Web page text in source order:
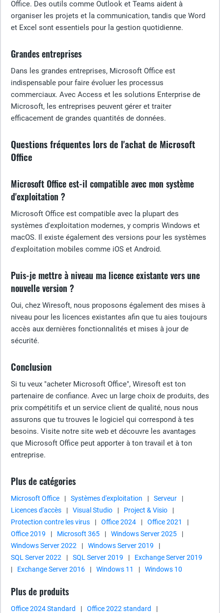
Office. Des outils comme Outlook et Teams aident à
organiser les projets et la communication, tandis que Word
et Excel sont essentiels pour la gestion quotidienne.
Grandes entreprises
Dans les grandes entreprises, Microsoft Office est
indispensable pour faire évoluer les processus
commerciaux. Avec Access et les solutions Enterprise de
Microsoft, les entreprises peuvent gérer et traiter
efficacement de grandes quantités de données.
Questions fréquentes lors de l'achat de Microsoft
Office
Microsoft Office est-il compatible avec mon système
d'exploitation ?
Microsoft Office est compatible avec la plupart des
systèmes d'exploitation modernes, y compris Windows et
macOS. Il existe également des versions pour les systèmes
d'exploitation mobiles comme iOS et Android.
Puis-je mettre à niveau ma licence existante vers une
nouvelle version ?
Oui, chez Wiresoft, nous proposons également des mises à
niveau pour les licences existantes afin que tu aies toujours
accès aux dernières fonctionnalités et mises à jour de
sécurité.
Conclusion
Si tu veux "acheter Microsoft Office", Wiresoft est ton
partenaire de confiance. Avec un large choix de produits, des
prix compétitifs et un service client de qualité, nous nous
assurons que tu trouves le logiciel qui correspond à tes
besoins. Visite notre site web et découvre les avantages
que Microsoft Office peut apporter à ton travail et à ton
entreprise.
Plus de catégories
Microsoft Office | Systèmes d'exploitation | Serveur
|
Licences d'accès
| Visual Studio | Project & Visio
|
Protection contre les virus
| Office 2024 | Office 2021
|
Office 2019
| Microsoft 365 | Windows Server 2025
|
Windows Server 2022
| Windows Server 2019
|
SQL Server 2022
| SQL Server 2019 |
Exchange Server 2019
|
Exchange Server 2016 | Windows 11 | Windows 10
Plus de produits
Office 2024 Standard | Office 2022 standard
|